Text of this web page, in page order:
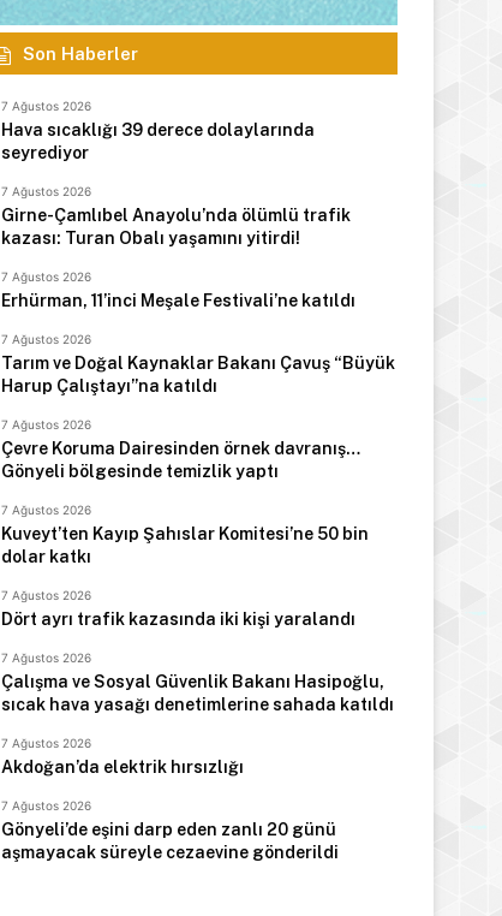
Son Haberler
7 Ağustos 2026
Hava sıcaklığı 39 derece dolaylarında
seyrediyor
7 Ağustos 2026
Girne-Çamlıbel Anayolu’nda ölümlü trafik
kazası: Turan Obalı yaşamını yitirdi!
7 Ağustos 2026
Erhürman, 11’inci Meşale Festivali’ne katıldı
7 Ağustos 2026
Tarım ve Doğal Kaynaklar Bakanı Çavuş “Büyük
Harup Çalıştayı”na katıldı
7 Ağustos 2026
Çevre Koruma Dairesinden örnek davranış…
Gönyeli bölgesinde temizlik yaptı
7 Ağustos 2026
Kuveyt’ten Kayıp Şahıslar Komitesi’ne 50 bin
dolar katkı
7 Ağustos 2026
Dört ayrı trafik kazasında iki kişi yaralandı
7 Ağustos 2026
Çalışma ve Sosyal Güvenlik Bakanı Hasipoğlu,
sıcak hava yasağı denetimlerine sahada katıldı
7 Ağustos 2026
Akdoğan’da elektrik hırsızlığı
7 Ağustos 2026
Gönyeli’de eşini darp eden zanlı 20 günü
aşmayacak süreyle cezaevine gönderildi